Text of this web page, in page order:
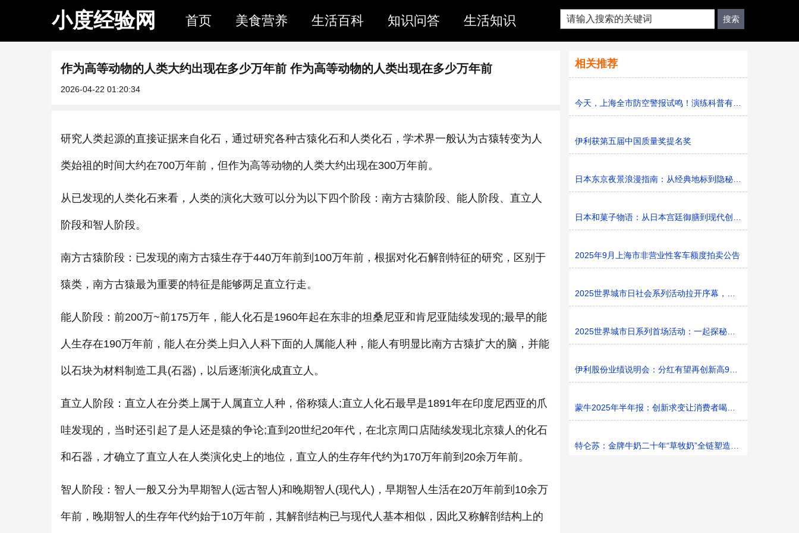
小度经验网 首页 美食营养 生活百科 知识问答 生活知识
作为高等动物的人类大约出现在多少万年前 作为高等动物的人类出现在多少万年前
2026-04-22 01:20:34
研究人类起源的直接证据来自化石，通过研究各种古猿化石和人类化石，学术界一般认为古猿转变为人
类始祖的时间大约在700万年前，但作为高等动物的人类大约出现在300万年前。
从已发现的人类化石来看，人类的演化大致可以分为以下四个阶段：南方古猿阶段、能人阶段、直立人
阶段和智人阶段。
南方古猿阶段：已发现的南方古猿生存于440万年前到100万年前，根据对化石解剖特征的研究，区别于
猿类，南方古猿最为重要的特征是能够两足直立行走。
能人阶段：前200万~前175万年，能人化石是1960年起在东非的坦桑尼亚和肯尼亚陆续发现的;最早的能
人生存在190万年前，能人在分类上归入人科下面的人属能人种，能人有明显比南方古猿扩大的脑，并能
以石块为材料制造工具(石器)，以后逐渐演化成直立人。
直立人阶段：直立人在分类上属于人属直立人种，俗称猿人;直立人化石最早是1891年在印度尼西亚的爪
哇发现的，当时还引起了是人还是猿的争论;直到20世纪20年代，在北京周口店陆续发现北京猿人的化石
和石器，才确立了直立人在人类演化史上的地位，直立人的生存年代约为170万年前到20余万年前。
智人阶段：智人一般又分为早期智人(远古智人)和晚期智人(现代人)，早期智人生活在20万年前到10余万
年前，晚期智人的生存年代约始于10万年前，其解剖结构已与现代人基本相似，因此又称解剖结构上的
相关推荐
今天，上海全市防空警报试鸣！演练科普有序进行，人防意
伊利获第五届中国质量奖提名奖
日本东京夜景浪漫指南：从经典地标到隐秘胜地
日本和菓子物语：从日本宫廷御膳到现代创新的甜蜜传承
2025年9月上海市非营业性客车额度拍卖公告
2025世界城市日社会系列活动拉开序幕，探寻社区花园里的
2025世界城市日系列首场活动：一起探秘家门口的“魔法花园”
伊利股份业绩说明会：分红有望再创新高9%利润率目标不变
蒙牛2025年半年报：创新求变让消费者喝上奶、喝好奶、喝
特仑苏：金牌牛奶二十年“草牧奶”全链塑造有机新矩阵